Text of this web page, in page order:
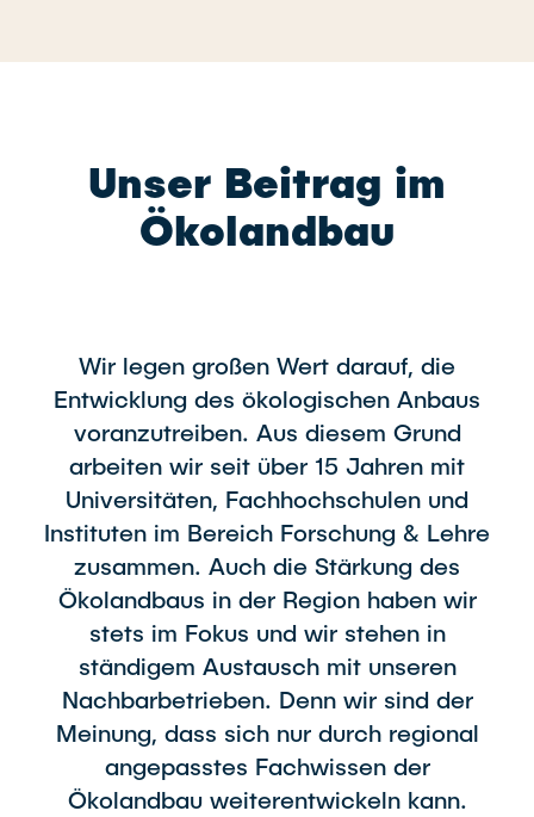
Unser Beitrag im
Ökolandbau
Wir legen großen Wert darauf, die
Entwicklung des ökologischen Anbaus
voranzutreiben. Aus diesem Grund
arbeiten wir seit über 15 Jahren mit
Universitäten, Fachhochschulen und
Instituten im Bereich Forschung & Lehre
zusammen. Auch die Stärkung des
Ökolandbaus in der Region haben wir
stets im Fokus und wir stehen in
ständigem Austausch mit unseren
Nachbarbetrieben. Denn wir sind der
Meinung, dass sich nur durch regional
angepasstes Fachwissen der
Ökolandbau weiterentwickeln kann.